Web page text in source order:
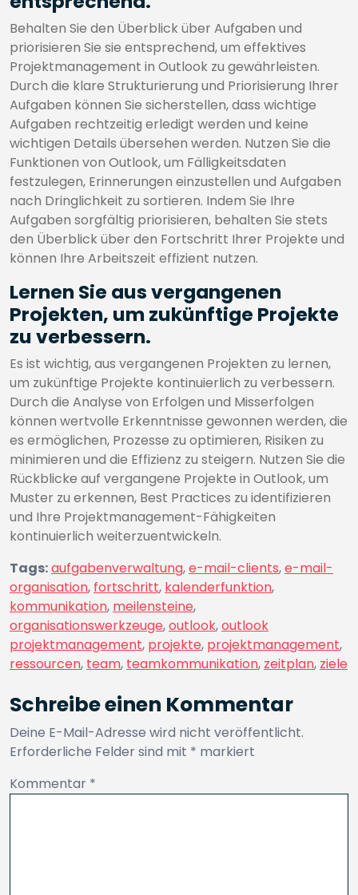
Behalten Sie den Überblick über Aufgaben und
priorisieren Sie sie entsprechend, um effektives
Projektmanagement in Outlook zu gewährleisten.
Durch die klare Strukturierung und Priorisierung Ihrer
Aufgaben können Sie sicherstellen, dass wichtige
Aufgaben rechtzeitig erledigt werden und keine
wichtigen Details übersehen werden. Nutzen Sie die
Funktionen von Outlook, um Fälligkeitsdaten
festzulegen, Erinnerungen einzustellen und Aufgaben
nach Dringlichkeit zu sortieren. Indem Sie Ihre
Aufgaben sorgfältig priorisieren, behalten Sie stets
den Überblick über den Fortschritt Ihrer Projekte und
können Ihre Arbeitszeit effizient nutzen.
Lernen Sie aus vergangenen
Projekten, um zukünftige Projekte
zu verbessern.
Es ist wichtig, aus vergangenen Projekten zu lernen,
um zukünftige Projekte kontinuierlich zu verbessern.
Durch die Analyse von Erfolgen und Misserfolgen
können wertvolle Erkenntnisse gewonnen werden, die
es ermöglichen, Prozesse zu optimieren, Risiken zu
minimieren und die Effizienz zu steigern. Nutzen Sie die
Rückblicke auf vergangene Projekte in Outlook, um
Muster zu erkennen, Best Practices zu identifizieren
und Ihre Projektmanagement-Fähigkeiten
kontinuierlich weiterzuentwickeln.
Tags:aufgabenverwaltung,e-mail-clients,e-mail-
organisation, fortschritt, kalenderfunktion,
kommunikation, meilensteine,
organisationswerkzeuge,outlook,outlook
projektmanagement, projekte, projektmanagement,
ressourcen, team, teamkommunikation, zeitplan, ziele
Schreibe einen Kommentar
Deine E-Mail-Adresse wird nicht veröffentlicht.
Erforderliche Felder sind mit * markiert
Kommentar *